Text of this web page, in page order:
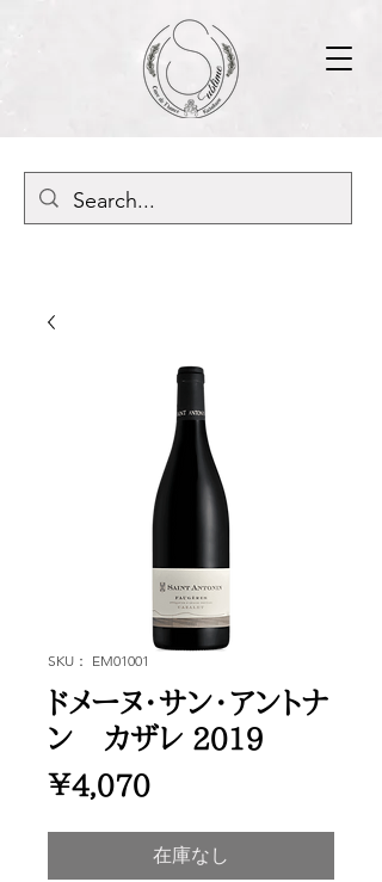
SKU： EM01001
ドメーヌ・サン・アントナ
ン カザレ 2019
￥4,070価
在庫なし